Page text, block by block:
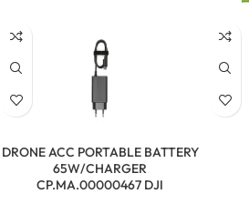
DRONE ACC PORTABLE BATTERY
65W/CHARGER
CP.MA.00000467 DJI